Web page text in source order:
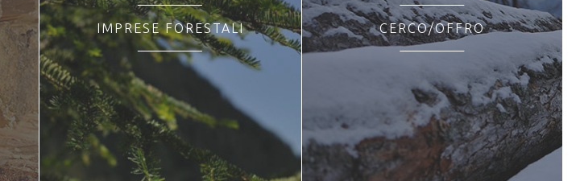
IMPRESE FORESTALI CERCO/OFFRO